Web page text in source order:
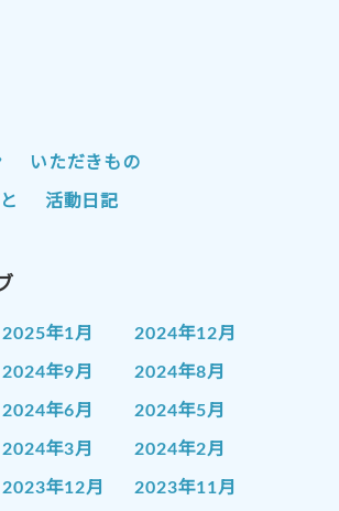
いただきもの
活動日記
2025年1月 2024年12月
2024年9月 2024年8月
2024年6月 2024年5月
2024年3月 2024年2月
2023年12月 2023年11月